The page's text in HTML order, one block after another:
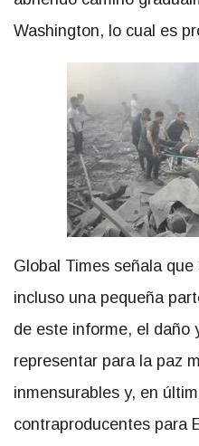
Washington, lo cual es
Global Times señala
incluso una pequeña
de este informe, el daño
representar para la paz
inmensurables y, en
contraproducentes para